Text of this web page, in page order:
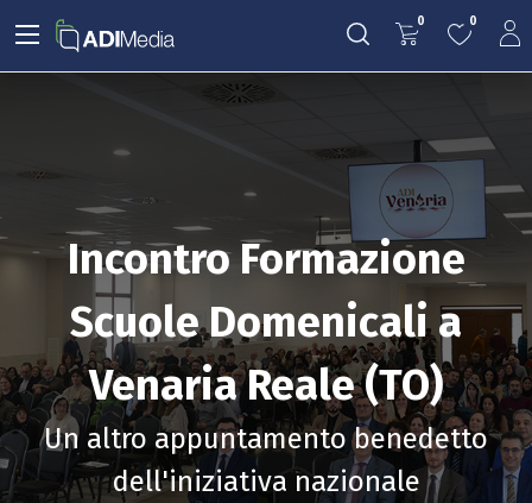
0 0
Incontro Formazione
Scuole Domenicali a
Venaria Reale (TO)
Un altro appuntamento benedetto
dell'iniziativa nazionale